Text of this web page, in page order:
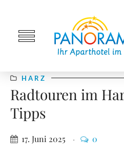
HARZ
Radtouren im
Tipps
17. Juni 2025 0